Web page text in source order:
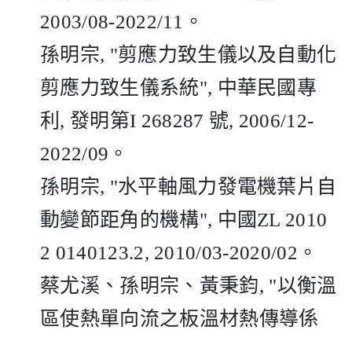
2003/08-2022/11 。
孫明宗, "剪應力致生儀以及自動化
剪應力致生儀系統", 中華民國專
利 , 發明第I 268287 號, 2006/12-
2022/09 。
孫明宗, "水平軸風力發電機葉片自
動變節距角的機構", 中國 ZL 2010
2 0140123.2, 2010/03-2020/02 。
蔡尤溪、孫明宗、黃秉鈞, "以衡溫
區使熱單向流之板溫材熱傳導係